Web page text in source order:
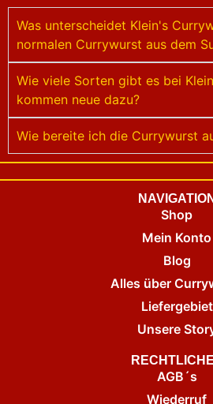
Was unterscheidet Klein's
normalen Currywurst aus dem
Wie viele Sorten gibt es bei
kommen neue dazu?
Wie bereite ich die Currywurst
NAVIGATION
Shop
Mein Konto
Blog
Alles über
Liefergebiet
Unsere
AGB´s
Wiederruf